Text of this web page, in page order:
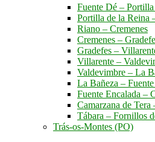
Fuente Dé –
Portilla de la Reina
Riano – Cremenes
Cremenes –
Gradefes –
Villarente –
Valdevimbre – La
La Bañeza –
Fuente Encalada –
Camarzana de Tera
Tábara – Fornillos
Trás-os-Montes (PO)